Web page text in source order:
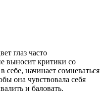
глаз часто
выносит критики со
себе, начинает сомневаться
она чувствовала себя
и баловать.